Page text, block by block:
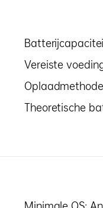
Vereiste
Theoretische
Minimale OS: